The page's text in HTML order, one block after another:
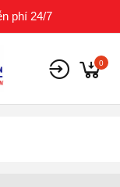
phí 24/7
0